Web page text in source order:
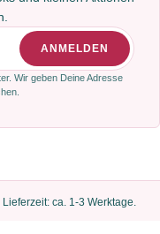
ANMELDEN
Wir geben Deine Adresse
Lieferzeit: ca. 1-3 Werktage.